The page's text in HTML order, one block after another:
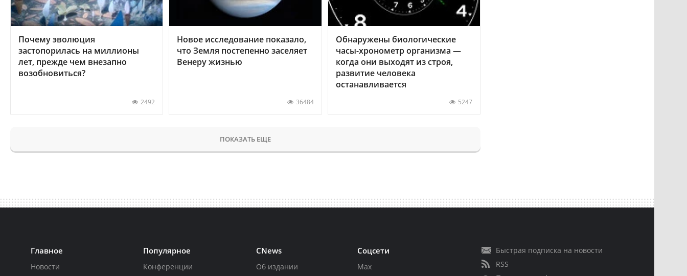
Почему эволюция
застопорилась на миллионы
лет, прежде чем внезапно
возобновиться?
2492
Новое исследование показало,
что Земля постепенно заселяет
Венеру жизнью
36484
Обнаружены биологические
часы-хронометр организма —
когда они выходят из строя,
развитие человека
останавливается
5247
ПОКАЗАТЬ ЕЩЕ
Главное
Новости
Популярное
Конференции
CNews
Об издании
Соцсети
Max
Быстрая подписка на новости
RSS